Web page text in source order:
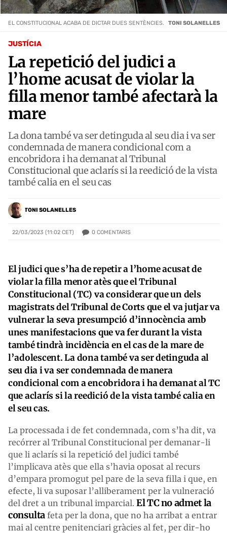
JUSTÍCIA
La repetició del judici a
l’home acusat de violar la
filla menor també afectarà la
mare
La dona també va ser detinguda al seu dia i va ser
condemnada de manera condicional com a
encobridora i ha demanat al Tribunal
Constitucional que aclarís si la reedició de la vista
també calia en el seu cas
TONI SOLANELLES
22/03/2023 (11:02 CET) 0 COMENTARIS
EL CONSTITUCIONAL ACABA DE DICTAR DUES SENTÈNCIES. TONI SOLANELLES
El judici que s’ha de repetir a l’home acusat de
violar la filla menor atès que el Tribunal
Constitucional (TC) va considerar que un dels
magistrats del Tribunal de Corts que el va jutjar va
vulnerar la seva presumpció d’innocència amb
unes manifestacions que va fer durant la vista
també tindrà incidència en el cas de la mare de
l’adolescent. La dona també va ser detinguda al
seu dia i va ser condemnada de manera
condicional com a encobridora i ha demanat al TC
que aclarís si la reedició de la vista també calia en
el seu cas.
La processada i de fet condemnada, com s’ha dit, va
recórrer al Tribunal Constitucional per demanar-li
que li aclarís si la repetició del judici també
l’implicava atès que ella s’havia oposat al recurs
d’empara promogut pel pare de la seva filla i que, en
efecte, li va suposar l’alliberament per la vulneració
del dret a un tribunal imparcial. El TC no admet la
consulta feta per la dona, que no ha arribat a entrar
mai al centre penitenciari gràcies al fet, per dir-ho